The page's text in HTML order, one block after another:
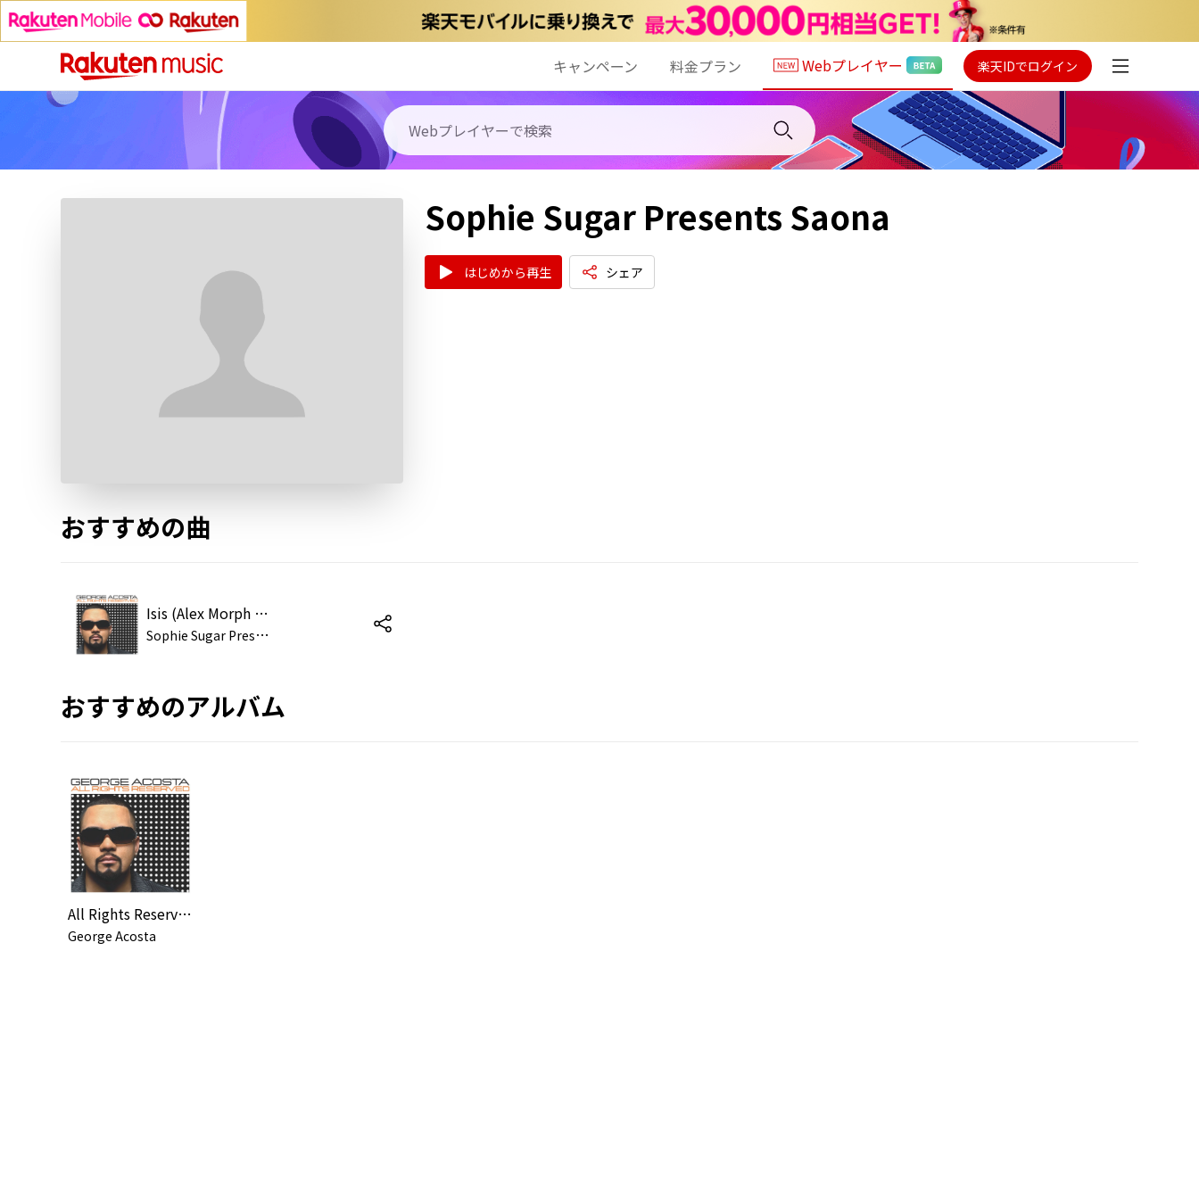
キャンペーン 料金プラン Webプレイヤー 楽天IDでログイン
Sophie Sugar Presents Saona
はじめから再生 シェア
おすすめの曲
Isis (Alex Morph Rmx)
S
ophie Sugar Presents Saona
おすすめのアルバム
All Rights Reserved (Continuous DJ Mix By George Acosta)
George Acosta